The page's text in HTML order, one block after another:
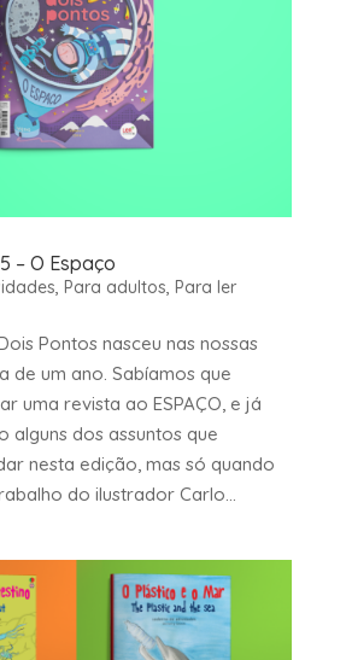
– O Espaço
, Para adultos, Para ler
Pontos nasceu nas nossas
de um ano. Sabíamos que
uma revista ao ESPAÇO, e já
alguns dos assuntos que
nesta edição, mas só quando
do ilustrador Carlo...